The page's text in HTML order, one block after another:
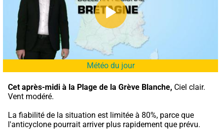
Météo du jour
Cet après-midi à la Plage de la Grève Blanche, Ciel clair.
Vent modéré.
La fiabilité de la situation est limitée à 80%, parce que
l'anticyclone pourrait arriver plus rapidement que prévu.